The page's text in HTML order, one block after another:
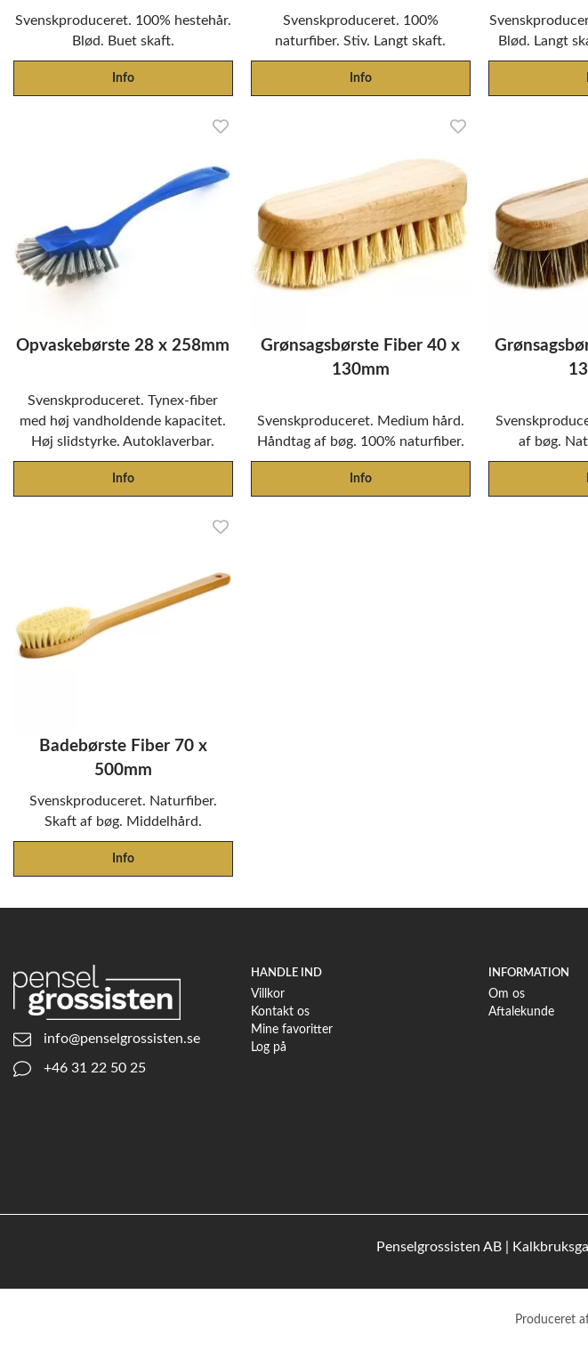
Svenskproduceret. 100% hestehår.
Blød. Buet skaft.
Info
Svenskproduceret. 100%
naturfiber. Stiv. Langt skaft.
Info
Blød. Langt
Opvaskebørste 28 x 258mm
Svenskproduceret. Tynex-fiber
med høj vandholdende kapacitet.
Høj slidstyrke. Autoklaverbar.
Info
Grønsagsbørste Fiber 40 x
130mm
Svenskproduceret. Medium hård.
Håndtag af bøg. 100% naturfiber.
Info
af bøg.
Badebørste Fiber 70 x
500mm
Svenskproduceret. Naturfiber.
Skaft af bøg. Middelhård.
Info
info@penselgrossisten.se
+46 31 22 50 25
HANDLE IND
Villkor
Kontakt os
Mine favoritter
Log på
INFORMATION
Om os
Aftalekunde
Penselgrossisten AB |
Produceret